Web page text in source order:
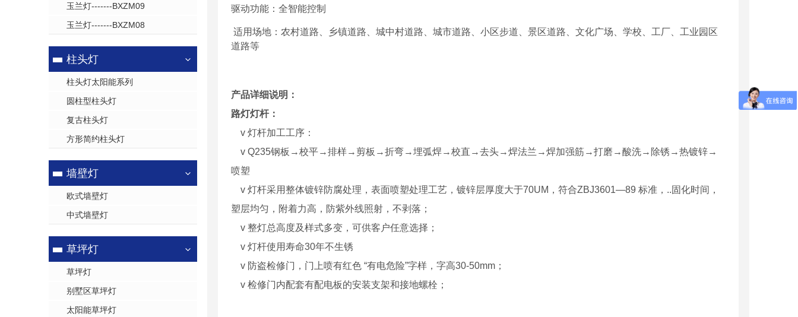
玉兰灯-------BXZM09
玉兰灯-------BXZM08
柱头灯
柱头灯太阳能系列
圆柱型柱头灯
复古柱头灯
方形简约柱头灯
墙壁灯
欧式墙壁灯
中式墙壁灯
草坪灯
草坪灯
别墅区草坪灯
太阳能草坪灯
驱动功能：全智能控制
适用场地：农村道路、乡镇道路、城中村道路、城市道路、小区步道、景区道路、文化广场、学校、工厂、工业园区
道路等
产品详细说明：
路灯灯杆：
v 灯杆加工工序：
v Q235钢板→校平→排样→剪板→折弯→埋弧焊→校直→去头→焊法兰→焊加强筋→打磨→酸洗→除锈→热镀锌→
喷塑
v 灯杆采用整体镀锌防腐处理，表面喷塑处理工艺，镀锌层厚度大于70UM，符合ZBJ3601—89 标准，..固化时间，
塑层均匀，附着力高，防紫外线照射，不剥落；
v 整灯总高度及样式多变，可供客户任意选择；
v 灯杆使用寿命30年不生锈
v 防盗检修门，门上喷有红色 “有电危险”字样，字高30-50mm；
v 检修门内配套有配电板的安装支架和接地螺栓；